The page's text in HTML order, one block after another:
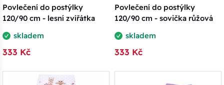
Povlečení do postýlky
120/90 cm - lesní zvířátka
skladem
333 Kč
Povlečení do postýlky
120/90 cm - sovička růžová
skladem
333 Kč